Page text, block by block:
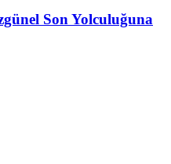
Son Yolculuğuna